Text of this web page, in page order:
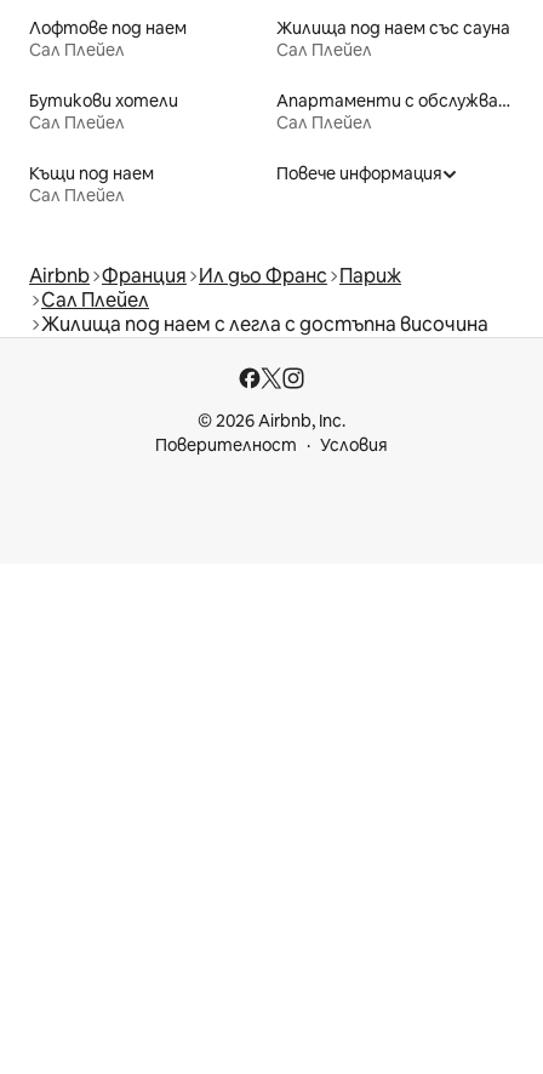
Лофтове под наем
Сал Плейел
Жилища под наем със сауна
Сал Плейел
Бутикови хотели
Сал Плейел
Апартаменти с обслужване под наем
Сал Плейел
Къщи под наем
Сал Плейел
Повече информация
Airbnb Франция Ил дьо Франс Париж
Сал Плейел
Жилища под наем с легла с достъпна височина
© 2026 Airbnb, Inc.
Поверителност
Условия